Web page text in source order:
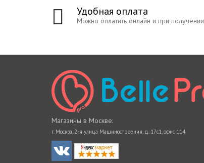
Удобная оплата
Можно оплатить онлайн и при получении
Магазины в Москве:
г. Москва, 2-я улица Машиностроения, д. 17с1, офис 114